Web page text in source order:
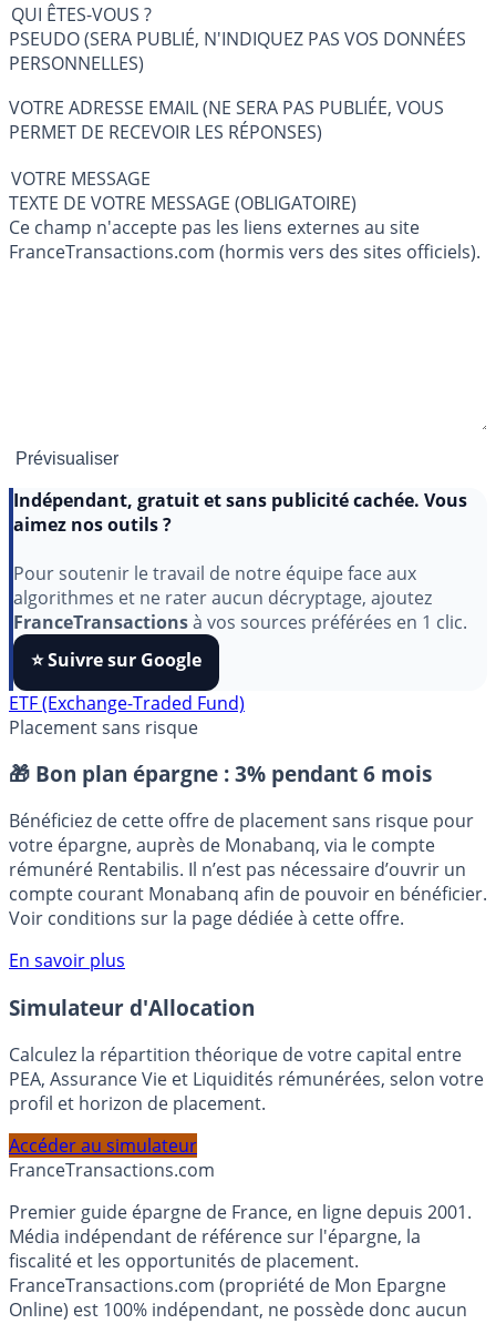
QUI ÊTES-VOUS ?
PSEUDO (SERA PUBLIÉ, N'INDIQUEZ PAS VOS DONNÉES
PERSONNELLES)
VOTRE ADRESSE EMAIL (NE SERA PAS PUBLIÉE, VOUS
PERMET DE RECEVOIR LES RÉPONSES)
VOTRE MESSAGE
TEXTE DE VOTRE MESSAGE (OBLIGATOIRE)
Ce champ n'accepte pas les liens externes au site
FranceTransactions.com (hormis vers des sites officiels).
aimez nos outils ?
Pour soutenir le travail de notre équipe face aux
algorithmes et ne rater aucun décryptage, ajoutez
FranceTransactionsà vos sources préférées en 1 clic.
⭐️ Suivre sur Google
ETF (Exchange-Traded Fund)
Placement sans risque
🎁 Bon plan épargne : 3% pendant 6 mois
Bénéficiez de cette offre de placement sans risque pour
votre épargne, auprès de Monabanq, via le compte
rémunéré Rentabilis. Il n’est pas nécessaire d’ouvrir un
Voir conditions sur la page dédiée à cette offre.
En savoir plus
Simulateur d'Allocation
Calculez la répartition théorique de votre capital entre
PEA, Assurance Vie et Liquidités rémunérées, selon votre
profil et horizon de placement.
FranceTransactions.com
Premier guide épargne de France, en ligne depuis 2001.
Média indépendant de référence sur l'épargne, la
fiscalité et les opportunités de placement.